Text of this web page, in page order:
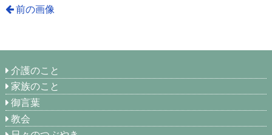
前の画像
介護のこと
家族のこと
御言葉
教会